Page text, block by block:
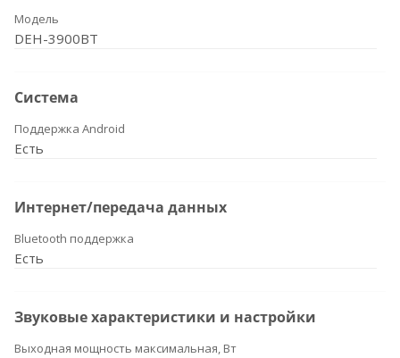
Модель
DEH-3900BT
Система
Поддержка Android
Есть
Интернет/передача данных
Bluetooth поддержка
Есть
Звуковые характеристики и настройки
Выходная мощность максимальная, Вт